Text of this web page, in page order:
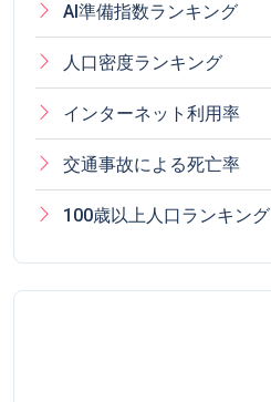
AI準備指数ランキング
人口密度ランキング
インターネット利用率
交通事故による死亡率
100歳以上人口ランキング